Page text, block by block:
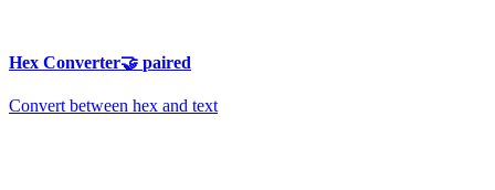
Hex Converter🤝 paired
Convert between hex and text